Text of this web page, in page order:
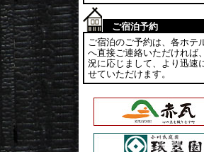
ご宿泊予約
ご宿泊のご予約は、各ホテ
へ直接ご連絡いただければ
況に応じまして、より迅速
せていただけます。